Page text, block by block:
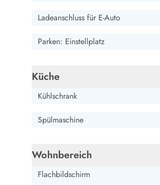
Kultur in Dänemark
Sehenswürdigkeiten
Essen und Trinken
Weihnachten in Dänemark
Wikinger in Dänemark
Ladeanschluss für E-Auto
Parken: Einstellplatz
Küche
Kühlschrank
Spülmaschine
Wohnbereich
Flachbildschirm